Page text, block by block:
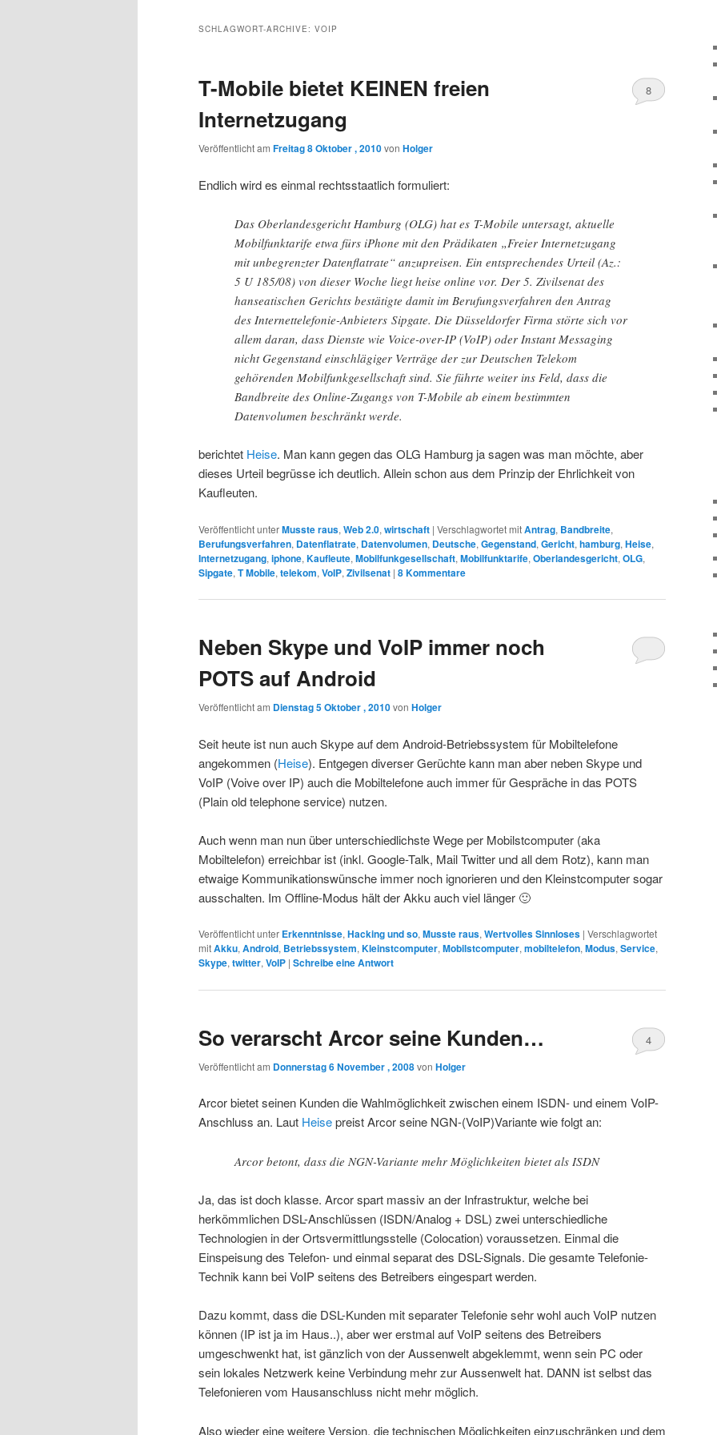
wechseln
SCHLAGWORT-ARCHIVE: VOIP
T-Mobile bietet KEINEN freien
Internetzugang
Veröffentlicht am Freitag 8 Oktober , 2010von Holger
8
Endlich wird es einmal rechtsstaatlich formuliert:
Das Oberlandesgericht Hamburg (OLG) hat es T-Mobile untersagt, aktuelle
Mobilfunktarife etwa fürs iPhone mit den Prädikaten „Freier Internetzugang
mit unbegrenzter Datenflatrate“ anzupreisen. Ein entsprechendes Urteil (Az.:
5 U 185/08) von dieser Woche liegt heise online vor. Der 5. Zivilsenat des
hanseatischen Gerichts bestätigte damit im Berufungsverfahren den Antrag
des Internettelefonie-Anbieters Sipgate. Die Düsseldorfer Firma störte sich vor
allem daran, dass Dienste wie Voice-over-IP (VoIP) oder Instant Messaging
nicht Gegenstand einschlägiger Verträge der zur Deutschen Telekom
gehörenden Mobilfunkgesellschaft sind. Sie führte weiter ins Feld, dass die
Bandbreite des Online-Zugangs von T-Mobile ab einem bestimmten
Datenvolumen beschränkt werde.
berichtet Heise. Man kann gegen das OLG Hamburg ja sagen was man möchte, aber
dieses Urteil begrüsse ich deutlich. Allein schon aus dem Prinzip der Ehrlichkeit von
Kaufleuten.
Veröffentlicht unterMusste raus, Web 2.0, wirtschaft | Verschlagwortet mitAntrag, Bandbreite,
Berufungsverfahren, Datenflatrate, Datenvolumen, Deutsche, Gegenstand, Gericht, hamburg, Heise,
Internetzugang, iphone, Kaufleute, Mobilfunkgesellschaft, Mobilfunktarife, Oberlandesgericht, OLG,
Sipgate, T Mobile, telekom, VoIP, Zivilsenat | 8Kommentare
Neben Skype und VoIP immer noch
POTS auf Android
Veröffentlicht am Dienstag 5 Oktober , 2010von Holger
Seit heute ist nun auch Skype auf dem Android-Betriebssystem für Mobiltelefone
angekommen (Heise). Entgegen diverser Gerüchte kann man aber neben Skype und
VoIP (Voive over IP) auch die Mobiltelefone auch immer für Gespräche in das POTS
(Plain old telephone service) nutzen.
Auch wenn man nun über unterschiedlichste Wege per Mobilstcomputer (aka
Mobiltelefon) erreichbar ist (inkl. Google-Talk, Mail Twitter und all dem Rotz), kann man
etwaige Kommunikationswünsche immer noch ignorieren und den Kleinstcomputer sogar
ausschalten. Im Offline-Modus hält der Akku auch viel länger 🙂
Veröffentlicht unter Erkenntnisse, Hacking und so, Musste raus, Wertvolles Sinnloses | Verschlagwortet
mitAkku, Android, Betriebssystem, Kleinstcomputer, Mobilstcomputer, mobiltelefon, Modus, Service,
Skype, twitter, VoIP | Schreibe eine Antwort
So verarscht Arcor seine Kunden…
Veröffentlicht am Donnerstag 6 November , 2008von Holger
4
Arcor bietet seinen Kunden die Wahlmöglichkeit zwischen einem ISDN- und einem VoIP-
Anschluss an. Laut Heisepreist Arcor seine NGN-(VoIP)Variante wie folgt an:
Arcor betont, dass die NGN-Variante mehr Möglichkeiten bietet als ISDN
Ja, das ist doch klasse. Arcor spart massiv an der Infrastruktur, welche bei
herkömmlichen DSL-Anschlüssen (ISDN/Analog + DSL) zwei unterschiedliche
Technologien in der Ortsvermittlungsstelle (Colocation) voraussetzen. Einmal die
Einspeisung des Telefon- und einmal separat des DSL-Signals. Die gesamte Telefonie-
Technik kann bei VoIP seitens des Betreibers eingespart werden.
Dazu kommt, dass die DSL-Kunden mit separater Telefonie sehr wohl auch VoIP nutzen
können (IP ist ja im Haus..), aber wer erstmal auf VoIP seitens des Betreibers
umgeschwenkt hat, ist gänzlich von der Aussenwelt abgeklemmt, wenn sein PC oder
sein lokales Netzwerk keine Verbindung mehr zur Aussenwelt hat. DANN ist selbst das
Telefonieren vom Hausanschluss nicht mehr möglich.
Also wieder eine weitere Version, die technischen Möglichkeiten einzuschränken und dem